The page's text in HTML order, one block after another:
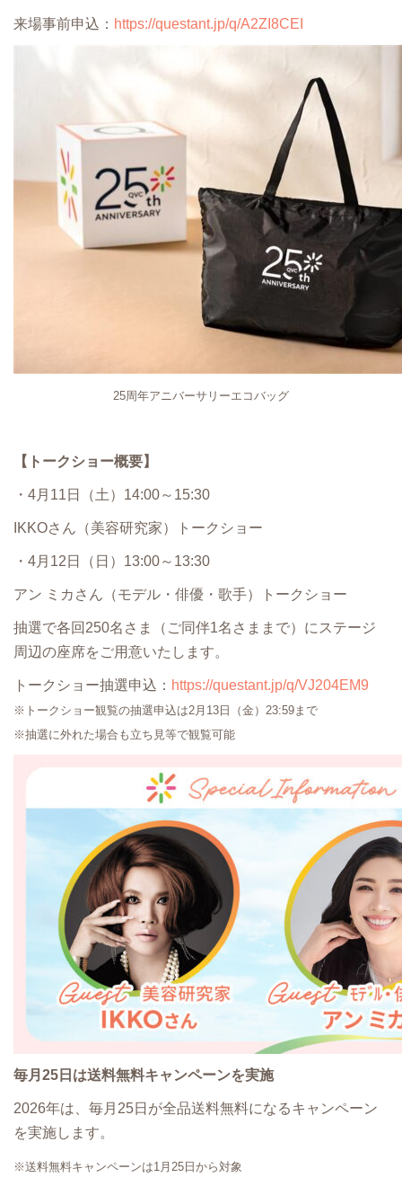
来場事前申込： https://questant.jp/q/A2ZI8CEI
25周年アニバーサリーエコバッグ
【トークショー概要】
・4月11日（土）14:00～15:30
IKKOさん（美容研究家）トークショー
・4月12日（日）13:00～13:30
アン ミカさん（モデル・俳優・歌手）トークショー
抽選で各回250名さま（ご同伴1名さままで）にステージ
周辺の座席をご用意いたします。
トークショー抽選申込： https://questant.jp/q/VJ204EM9
※トークショー観覧の抽選申込は2月13日（金）23:59まで
※抽選に外れた場合も立ち見等で観覧可能
毎月25日は送料無料キャンペーンを実施
2026年は、毎月25日が全品送料無料になるキャンペーン
を実施します。
※送料無料キャンペーンは1月25日から対象